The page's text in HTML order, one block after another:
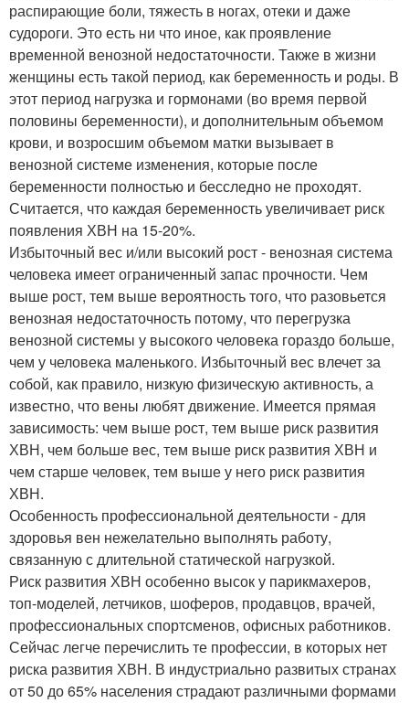
распирающие боли, тяжесть в ногах, отеки и даже
судороги. Это есть ни что иное, как проявление
временной венозной недостаточности. Также в жизни
женщины есть такой период, как беременность и роды. В
этот период нагрузка и гормонами (во время первой
половины беременности), и дополнительным объемом
крови, и возросшим объемом матки вызывает в
венозной системе изменения, которые после
беременности полностью и бесследно не проходят.
Считается, что каждая беременность увеличивает риск
появления ХВН на 15-20%.
Избыточный вес и/или высокий рост - венозная система
человека имеет ограниченный запас прочности. Чем
выше рост, тем выше вероятность того, что разовьется
венозная недостаточность потому, что перегрузка
венозной системы у высокого человека гораздо больше,
чем у человека маленького. Избыточный вес влечет за
собой, как правило, низкую физическую активность, а
известно, что вены любят движение. Имеется прямая
зависимость: чем выше рост, тем выше риск развития
ХВН, чем больше вес, тем выше риск развития ХВН и
чем старше человек, тем выше у него риск развития
ХВН.
Особенность профессиональной деятельности - для
здоровья вен нежелательно выполнять работу,
связанную с длительной статической нагрузкой.
Риск развития ХВН особенно высок у парикмахеров,
топ-моделей, летчиков, шоферов, продавцов, врачей,
профессиональных спортсменов, офисных работников.
Сейчас легче перечислить те профессии, в которых нет
риска развития ХВН. В индустриально развитых странах
от 50 до 65% населения страдают различными формами